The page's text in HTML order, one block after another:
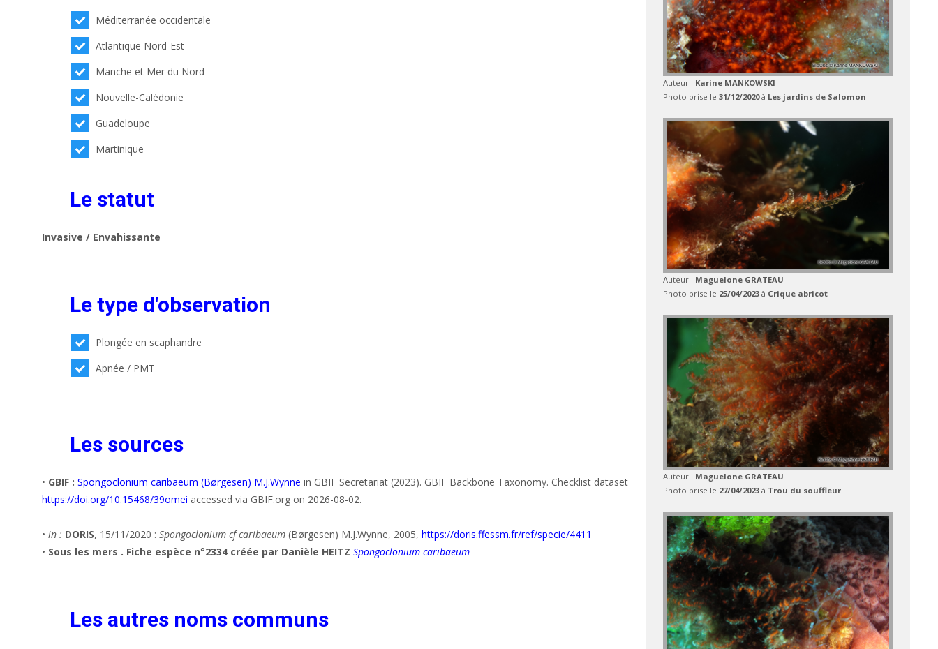
Méditerranée occidentale
Atlantique Nord-Est
Manche et Mer du Nord
Nouvelle-Calédonie
Guadeloupe
Martinique
Le statut
Invasive / Envahissante
Le type d'observation
Plongée en scaphandre
Apnée / PMT
Les sources
• GBIF : Spongoclonium caribaeum (Børgesen) M.J.Wynne in GBIF Secretariat (2023). GBIF Backbone Taxonomy. Checklist dataset
https://doi.org/10.15468/39omei accessed via GBIF.org on 2026-08-02.
• in : DORIS, 15/11/2020 : Spongoclonium cf caribaeum (Børgesen) M.J.Wynne, 2005, https://doris.ffessm.fr/ref/specie/4411
• Sous les mers . Fiche espèce n°2334 créée par Danièle HEITZ Spongoclonium caribaeum
Les autres noms communs
Auteur : Karine MANKOWSKI
Photo prise le 31/12/2020à Les jardins de Salomon
Auteur : Maguelone GRATEAU
Photo prise le 25/04/2023à Crique abricot
Auteur : Maguelone GRATEAU
Photo prise le 27/04/2023à Trou du souffleur